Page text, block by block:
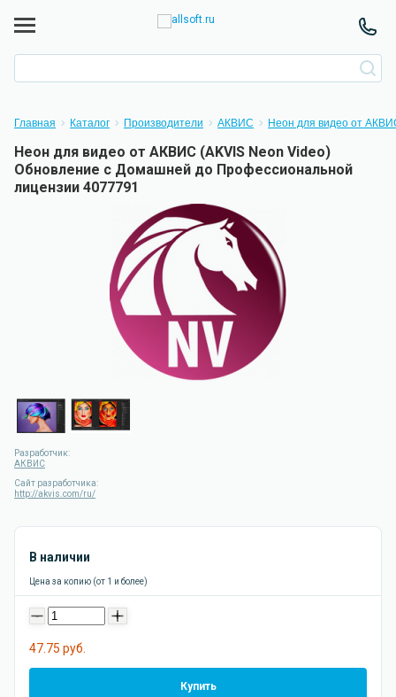
Главная Каталог Производители АКВИС Неон для видео от
Неон для видео от АКВИС (AKVIS Neon Video)
Обновление с Домашней до Профессиональной
лицензии 4077791
Разработчик:
АКВИС
Сайт разработчика:
http://akvis.com/ru/
В наличии
Цена за копию (от 1 и более)
- +
47.75 руб.
Купить